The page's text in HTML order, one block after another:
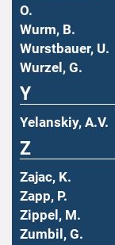
O.
Wurm, B.
Wurstbauer, U.
Wurzel, G.
Y
Yelanskiy, A.V.
Z
Zajac, K.
Zapp, P.
Zippel, M.
Zumbil, G.